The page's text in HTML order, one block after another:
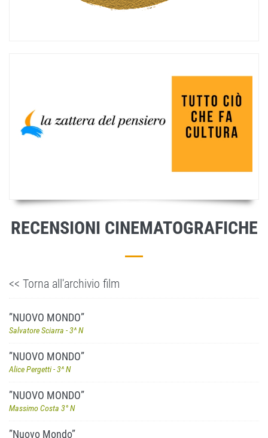
RECENSIONI CINEMATOGRAFICHE
<< Torna all'archivio film
”NUOVO MONDO”
Salvatore Sciarra - 3^ N
”NUOVO MONDO”
Alice Pergetti - 3^ N
”NUOVO MONDO”
Massimo Costa 3° N
”Nuovo Mondo”